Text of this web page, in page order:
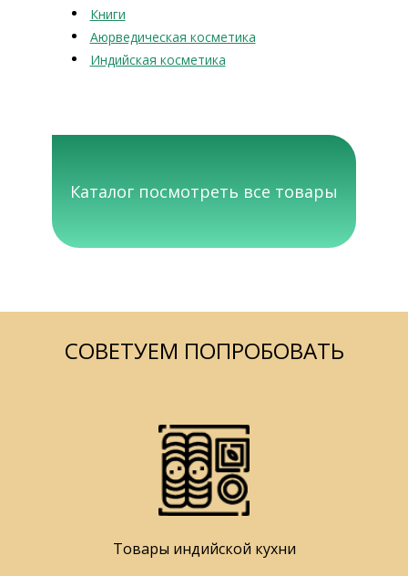
Книги
Аюрведическая косметика
Индийская косметика
Каталог посмотреть все товары
СОВЕТУЕМ ПОПРОБОВАТЬ
Товары индийской кухни